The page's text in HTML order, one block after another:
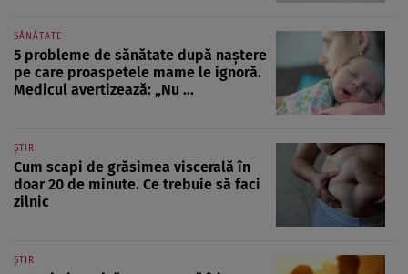
SĂNĂTATE
5 probleme de sănătate după naștere
pe care proaspetele mame le ignoră.
Medicul avertizează: „Nu ...
ȘTIRI
Cum scapi de grăsimea viscerală în
doar 20 de minute. Ce trebuie să faci
zilnic
ȘTIRI